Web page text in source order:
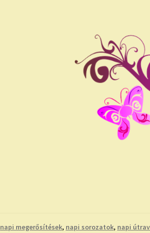
napi megerősítések, napi sorozatok, napi